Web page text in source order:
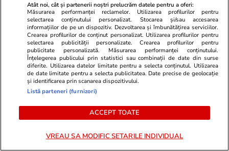
Fanatik.ro
fraudă de 3,5 milioane de euro
matrimoniale
Atât noi, cât și partenerii noștri prelucrăm datele pentru a oferi:
Măsurarea performanței reclamelor. Utilizarea profilurilor pentru
selectarea conținutului personalizat. Stocarea și/sau accesarea
informațiilor de pe un dispozitiv. Dezvoltarea și îmbunătățirea serviciilor.
Crearea profilurilor de conținut personalizat. Utilizarea profilurilor pentru
selectarea publicității personalizate. Crearea profilurilor pentru
publicitate personalizată. Măsurarea performanței conținutului.
Înțelegerea publicului prin statistici sau combinații de date din surse
diferite. Utilizarea datelor limitate pentru a selecta conținutul. Utilizarea
de date limitate pentru a selecta publicitatea. Date precise de geolocație
și identificarea prin scanarea dispozitivului.
Listă parteneri (furnizori)
ACCEPT TOATE
VREAU SA MODIFIC SETARILE INDIVIDUAL